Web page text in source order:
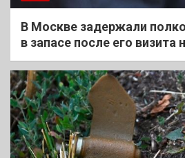
В Москве задержали
в запасе после его